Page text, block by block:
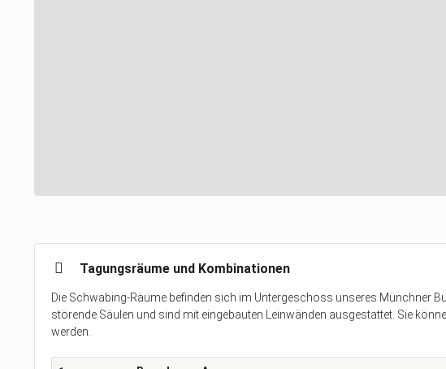
Tagungsräume und Kombinationen
Die Schwabing-Räume befinden sich im Untergeschoss unseres Münchner
störende Säulen und sind mit eingebauten Leinwänden ausgestattet. Sie
werden.